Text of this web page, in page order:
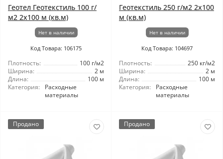
Геотел Геотекстиль 100 г/
м2 2x100 м (кв.м)
Нет в наличии
Код Товара: 106175
Плотность:
100 г/м2
Ширина:
2 м
Длина:
100 м
Категория:
Расходные
материалы
Геотекстиль 250 г/м2 2x100
м (кв.м)
Нет в наличии
Код Товара: 104697
Плотность:
250 кг/м2
Ширина:
2 м
Длина:
100 м
Категория:
Расходные
материалы
Продано Продано